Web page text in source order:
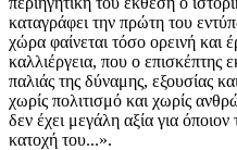
καταγράφει την πρώτη του
χώρα φαίνεται τόσο ορεινή και
καλλιέργεια, που ο επισκέπτης
παλιάς της δύναμης, εξουσίας
χωρίς πολιτισμό και χωρίς
δεν έχει μεγάλη αξία για όποιον
κατοχή του...».